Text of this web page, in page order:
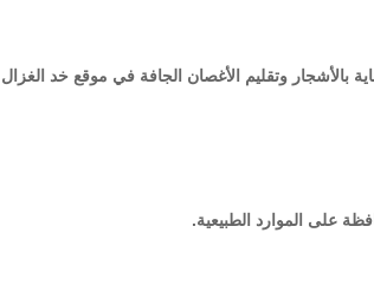
بالأشجار وتقليم الأغصان الجافة في موقع خد الغزال
على الموارد الطبيعية.